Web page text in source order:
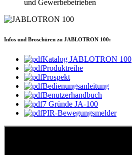
und Gewerbebetrieben
Infos und Broschüren zu JABLOTRON 100:
Katalog JABLOTRON 100
Produktreihe
Prospekt
Bedienungsanleitung
Benutzerhandbuch
7 Gründe JA-100
PIR-Bewegungsmelder